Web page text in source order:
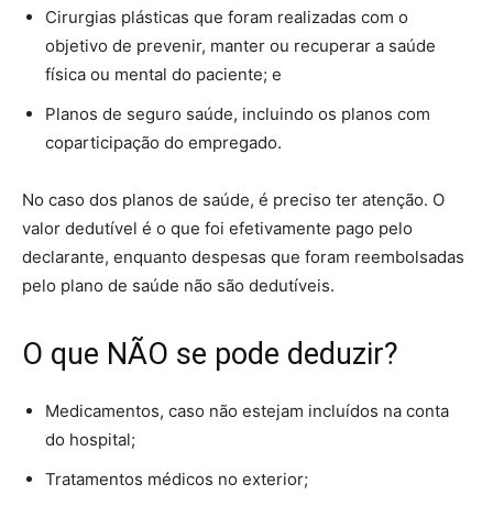
Cirurgias plásticas que foram realizadas com o
objetivo de prevenir, manter ou recuperar a saúde
física ou mental do paciente; e
Planos de seguro saúde, incluindo os planos com
coparticipação do empregado.
No caso dos planos de saúde, é preciso ter atenção. O
valor dedutível é o que foi efetivamente pago pelo
declarante, enquanto despesas que foram reembolsadas
pelo plano de saúde não são dedutíveis.
O que NÃO se pode deduzir?
Medicamentos, caso não estejam incluídos na conta
do hospital;
Tratamentos médicos no exterior;